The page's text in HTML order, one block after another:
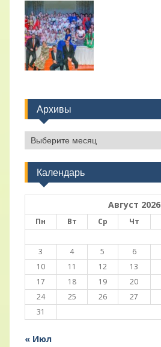
Архивы
Архивы
Календарь
Август 2026
Пн Вт Ср Чт
3
4 5 6
10
11 12 13
17
18 19 20
24
25 26 27
31
« Июл